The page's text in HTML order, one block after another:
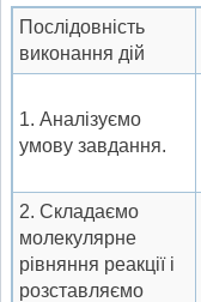
Послідовність
виконання дій
1. Аналізуємо
умову завдання.
2. Складаємо
молекулярне
рівняння реакції і
розставляємо